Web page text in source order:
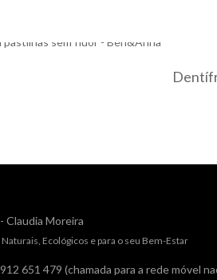
Claudia Moreira
Ecológicos e para o seu Bem-Estar
651 479 (chamada para a rede móvel